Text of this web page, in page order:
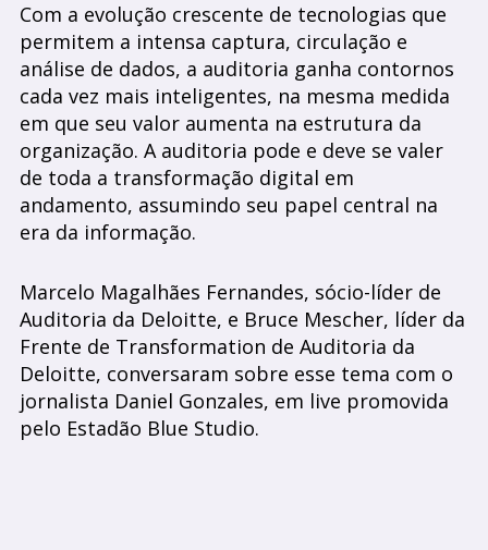
Com a evolução crescente de tecnologias que
permitem a intensa captura, circulação e
análise de dados, a auditoria ganha contornos
cada vez mais inteligentes, na mesma medida
em que seu valor aumenta na estrutura da
organização. A auditoria pode e deve se valer
de toda a transformação digital em
andamento, assumindo seu papel central na
era da informação.
Marcelo Magalhães Fernandes, sócio-líder de
Auditoria da Deloitte, e Bruce Mescher, líder da
Frente de Transformation de Auditoria da
Deloitte, conversaram sobre esse tema com o
jornalista Daniel Gonzales, em live promovida
pelo Estadão Blue Studio.